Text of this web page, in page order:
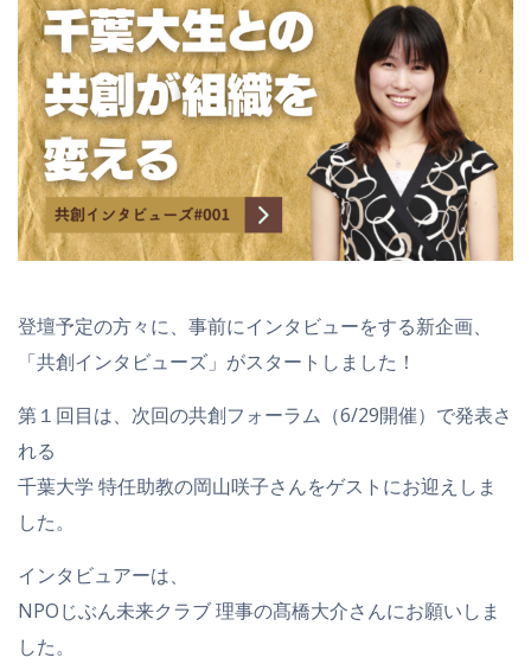
登壇予定の方々に、事前にインタビューをする新企画、
「共創インタビューズ」がスタートしました！
第１回目は、次回の共創フォーラム（6/29開催）で発表さ
れる
千葉大学 特任助教の岡山咲子さんをゲストにお迎えしま
した。
インタビュアーは、
NPOじぶん未来クラブ 理事の髙橋大介さんにお願いしま
した。